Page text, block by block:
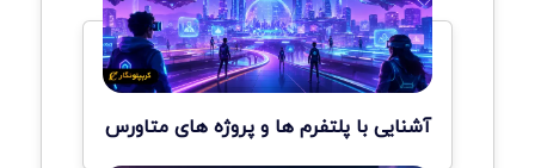
آشنایی با پلتفرم ها و پروژه های متاورس